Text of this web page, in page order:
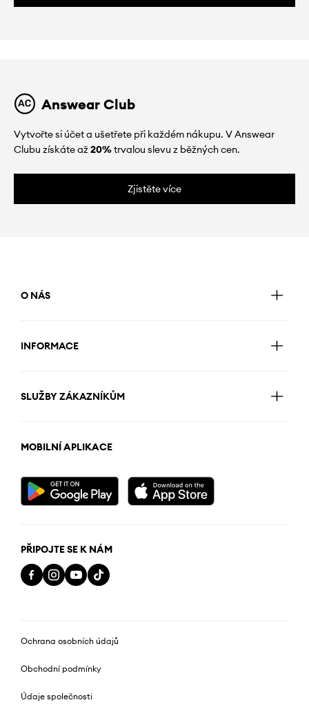
Answear Club
Vytvořte si účet a ušetřete při každém nákupu. V Answear
Clubu získáte až20%trvalou slevu z běžných cen.
Zjistěte více
O NÁS
INFORMACE
SLUŽBY ZÁKAZNÍKŮM
MOBILNÍ APLIKACE
PŘIPOJTE SE K NÁM
Ochrana osobních údajů
Obchodní podmínky
Údaje společnosti